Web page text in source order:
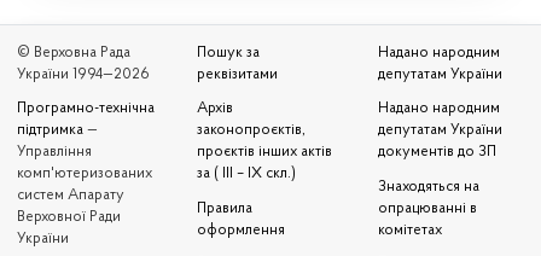
© Верховна Рада
України 1994—2026
Програмно-технічна
підтримка —
Управління
комп'ютеризованих
систем Апарату
Верховної Ради
України
Пошук за
реквізитами
Архів
законопроєктів,
проєктів інших актів
за ( III – IX скл.)
Правила
оформлення
Надано народним
депутатам України
Надано народним
депутатам України
документів до ЗП
Знаходяться на
опрацюванні в
комітетах